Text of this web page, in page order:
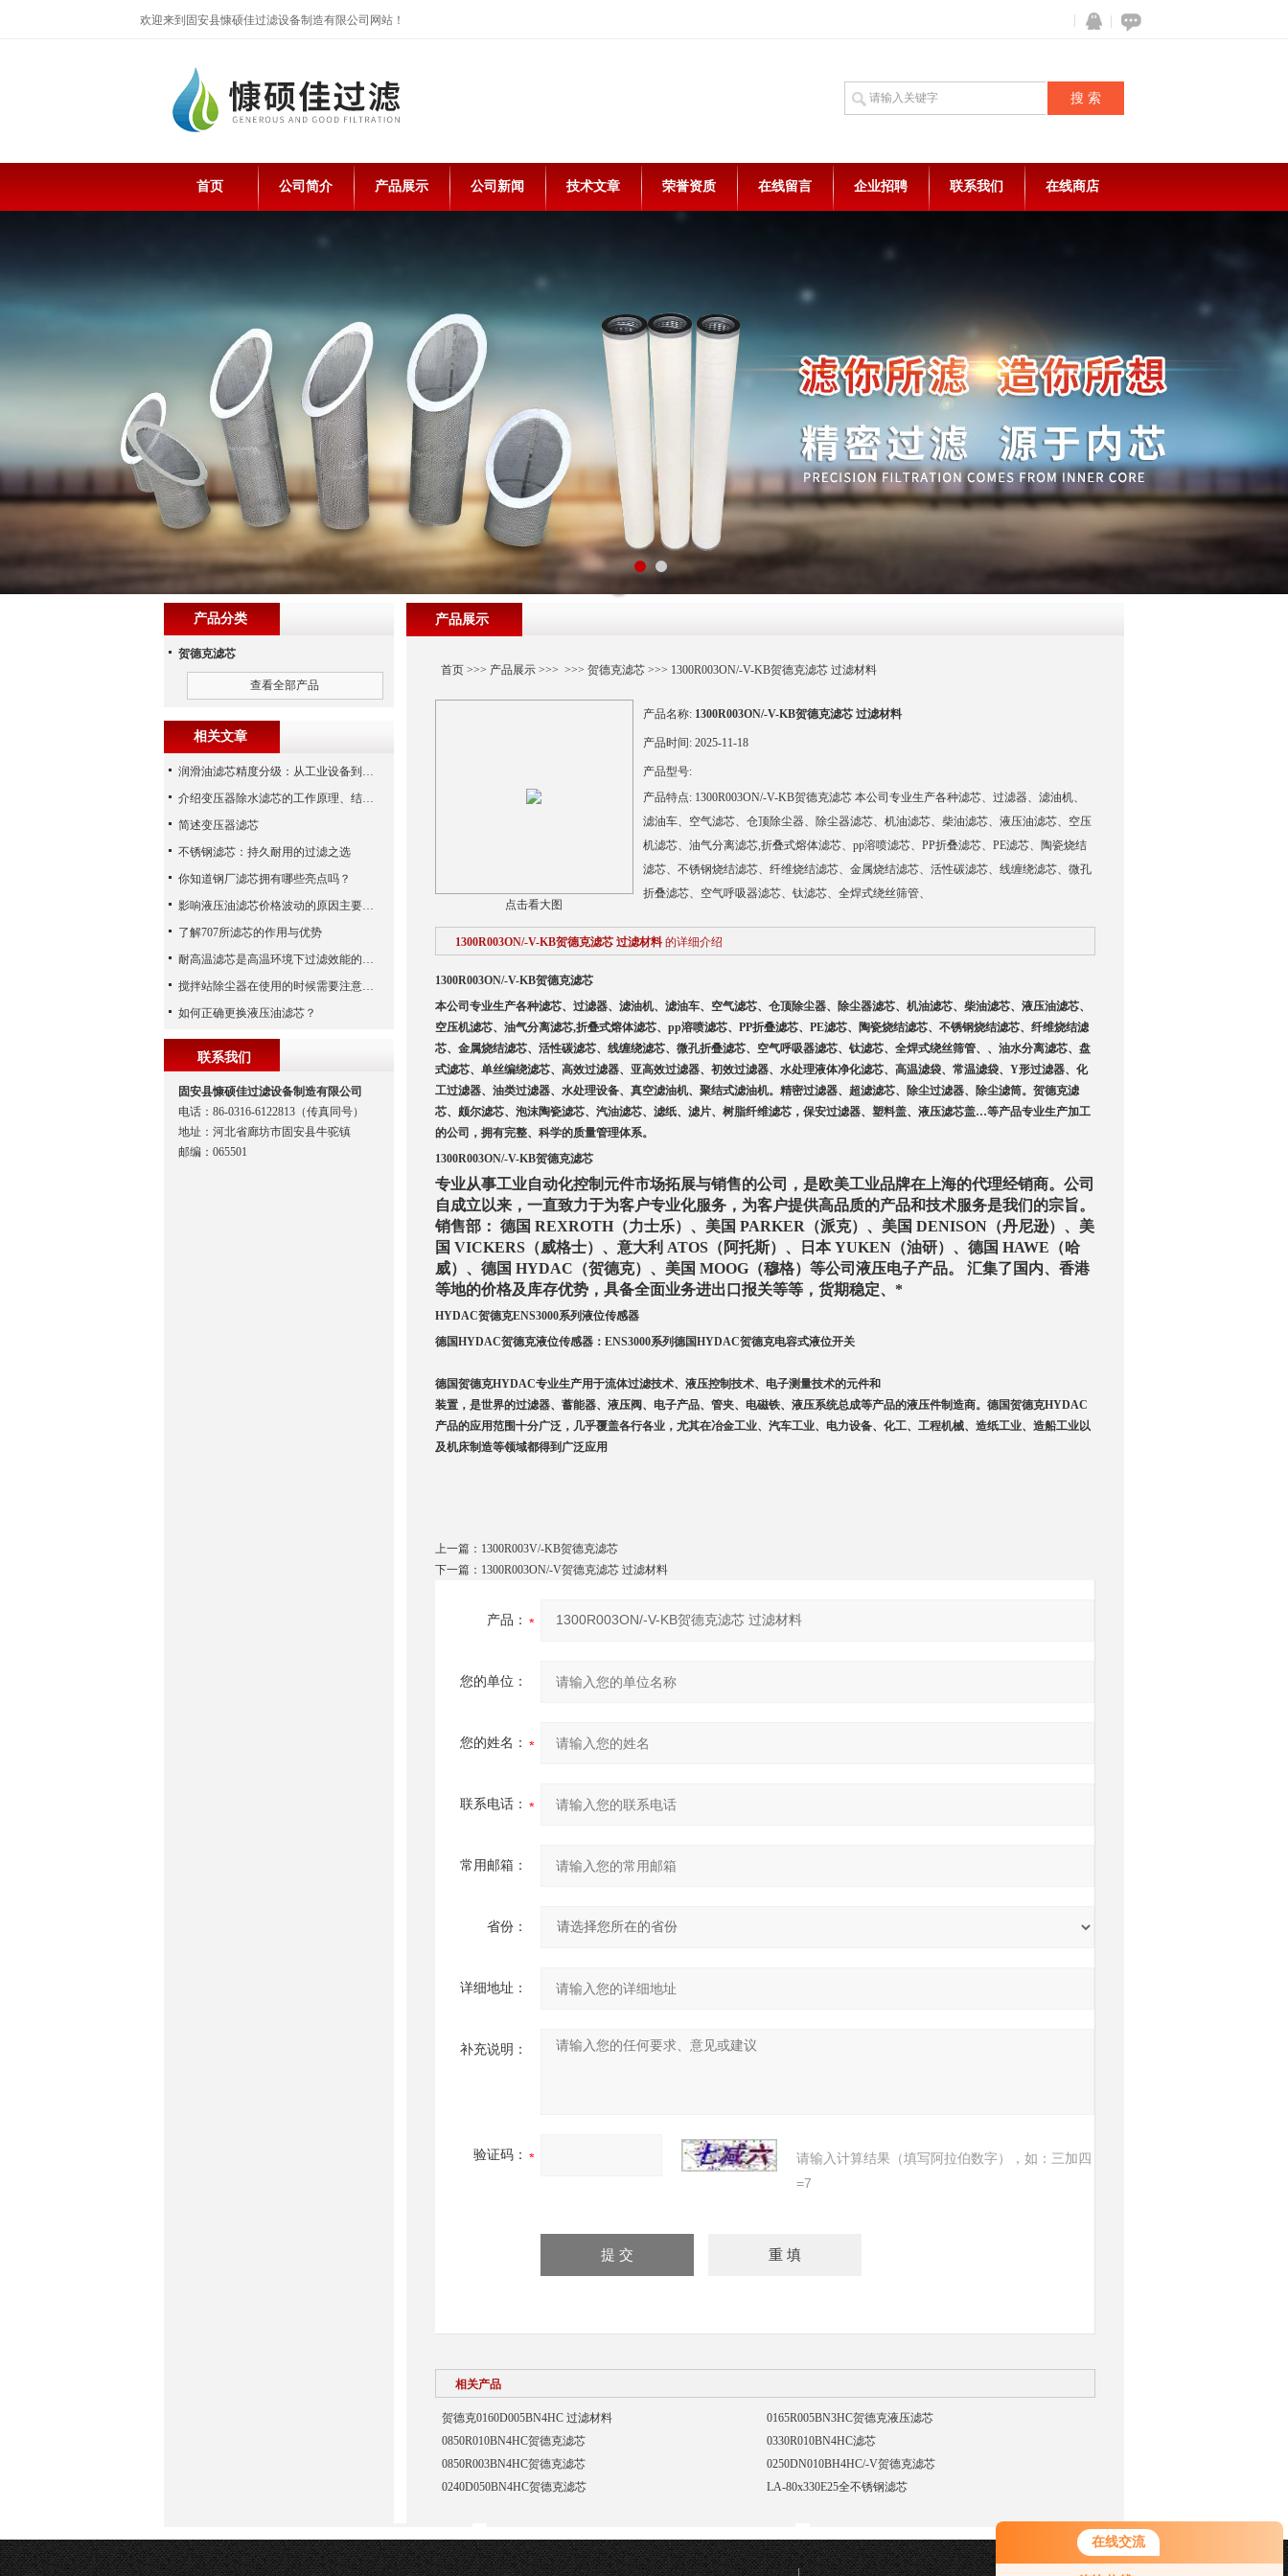
在线交流
欢迎来到固安县慷硕佳过滤设备制造有限公司网站！
在线咨
QQ
首页 公司简介 产品展示 公司新闻 技术文章 荣誉资质 在线留言 企业招聘 联系我们 在线商店
产品展示
首页>>> 产品展示>>> >>> 贺德克滤芯>>> 1300R003ON/-V-KB贺德克滤芯 过滤材料
点击看大图
产品名称: 1300R003ON/-V-KB贺德克滤芯 过滤材料
产品时间: 2025-11-18
产品型号:
产品特点: 1300R003ON/-V-KB贺德克滤芯 本公司专业生产各种滤芯、过滤器、滤油机、
滤油车、空气滤芯、仓顶除尘器、除尘器滤芯、机油滤芯、柴油滤芯、液压油滤芯、空压
机滤芯、油气分离滤芯,折叠式熔体滤芯、pp溶喷滤芯、PP折叠滤芯、PE滤芯、陶瓷烧结
滤芯、不锈钢烧结滤芯、纤维烧结滤芯、金属烧结滤芯、活性碳滤芯、线缠绕滤芯、微孔
折叠滤芯、空气呼吸器滤芯、钛滤芯、全焊式绕丝筛管、
1300R003ON/-V-KB贺德克滤芯 过滤材料 的详细介绍
1300R003ON/-V-KB贺德克滤芯
本公司专业生产各种滤芯、过滤器、滤油机、滤油车、空气滤芯、仓顶除尘器、除尘器滤芯、机油滤芯、柴油滤芯、液压油滤芯、
空压机滤芯、油气分离滤芯,折叠式熔体滤芯、pp溶喷滤芯、PP折叠滤芯、PE滤芯、陶瓷烧结滤芯、不锈钢烧结滤芯、纤维烧结滤
芯、金属烧结滤芯、活性碳滤芯、线缠绕滤芯、微孔折叠滤芯、空气呼吸器滤芯、钛滤芯、全焊式绕丝筛管、、油水分离滤芯、盘
式滤芯、单丝编绕滤芯、高效过滤器、亚高效过滤器、初效过滤器、水处理液体净化滤芯、高温滤袋、常温滤袋、Y形过滤器、化
工过滤器、油类过滤器、水处理设备、真空滤油机、聚结式滤油机。精密过滤器、超滤滤芯、除尘过滤器、除尘滤筒。贺德克滤
芯、颇尔滤芯、泡沫陶瓷滤芯、汽油滤芯、滤纸、滤片、树脂纤维滤芯，保安过滤器、塑料盖、液压滤芯盖…等产品专业生产加工
的公司，拥有完整、科学的质量管理体系。
1300R003ON/-V-KB贺德克滤芯
专业从事工业自动化控制元件市场拓展与销售的公司，是欧美工业品牌在上海的代理经销商。公司
自成立以来，一直致力于为客户专业化服务，为客户提供高品质的产品和技术服务是我们的宗旨。
销售部： 德国 REXROTH（力士乐）、美国 PARKER（派克）、美国 DENISON（丹尼逊）、美
国 VICKERS（威格士）、意大利 ATOS（阿托斯）、日本 YUKEN（油研）、德国 HAWE（哈
威）、德国 HYDAC（贺德克）、美国 MOOG（穆格）等公司液压电子产品。 汇集了国内、香港
等地的价格及库存优势，具备全面业务进出口报关等等，货期稳定、*
HYDAC贺德克ENS3000系列液位传感器
德国HYDAC贺德克液位传感器：ENS3000系列德国HYDAC贺德克电容式液位开关
德国贺德克HYDAC专业生产用于流体过滤技术、液压控制技术、电子测量技术的元件和
装置，是世界的过滤器、蓄能器、液压阀、电子产品、管夹、电磁铁、液压系统总成等产品的液压件制造商。德国贺德克HYDAC
产品的应用范围十分广泛，几乎覆盖各行各业，尤其在冶金工业、汽车工业、电力设备、化工、工程机械、造纸工业、造船工业以
及机床制造等领域都得到广泛应用
上一篇： 1300R003V/-KB贺德克滤芯
下一篇： 1300R003ON/-V贺德克滤芯 过滤材料
产品：
您的单位：
您的姓名：
联系电话：
常用邮箱：
省份：
详细地址：
补充说明：
验证码：
请输入计算结果（填写阿拉伯数字），如：三加四
=7
相关产品
贺德克0160D005BN4HC 过滤材料
0165R005BN3HC贺德克液压滤芯
0850R010BN4HC贺德克滤芯
0330R010BN4HC滤芯
0850R003BN4HC贺德克滤芯
0250DN010BH4HC/-V贺德克滤芯
0240D050BN4HC贺德克滤芯
LA-80x330E25全不锈钢滤芯
产品分类
贺德克滤芯
查看全部产品
相关文章
润滑油滤芯精度分级：从工业设备到精密系统的过滤密码
介绍变压器除水滤芯的工作原理、结构及优点
简述变压器滤芯
不锈钢滤芯：持久耐用的过滤之选
你知道钢厂滤芯拥有哪些亮点吗？
影响液压油滤芯价格波动的原因主要有哪些呢？
了解707所滤芯的作用与优势
耐高温滤芯是高温环境下过滤效能的安全守护者
搅拌站除尘器在使用的时候需要注意哪些事项？
如何正确更换液压油滤芯？
联系我们
固安县慷硕佳过滤设备制造有限公司
电话：86-0316-6122813（传真同号）
地址：河北省廊坊市固安县牛驼镇
邮编：065501